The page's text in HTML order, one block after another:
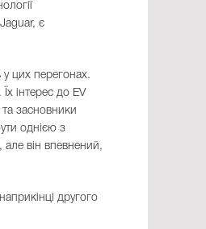
є
цих перегонах.
інтерес до EV
засновники
однією з
він впевнений,
другого